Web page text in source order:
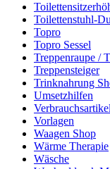
Toilettenstuhl-
Topro
Topro Sessel
Treppenraupe /
Treppensteiger
Trinknahrung
Umsetzhilfen
Vorlagen
Waagen Shop
Wärme Therapie
Wäsche